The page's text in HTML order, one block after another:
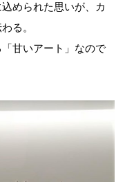
められた思いが、カ
る。
甘いアート」なので